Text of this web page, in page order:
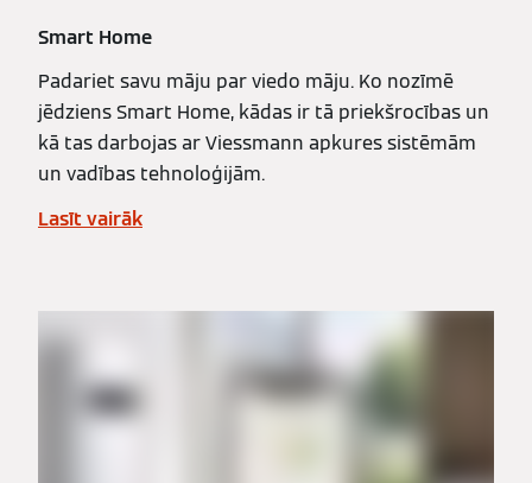
Smart Home
Padariet savu māju par viedo māju. Ko nozīmē
jēdziens Smart Home, kādas ir tā priekšrocības un
kā tas darbojas ar Viessmann apkures sistēmām
un vadības tehnoloģijām.
Lasīt vairāk